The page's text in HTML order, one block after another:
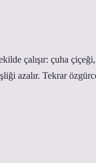
çalışır: çuha çiçeği,
azalır. Tekrar